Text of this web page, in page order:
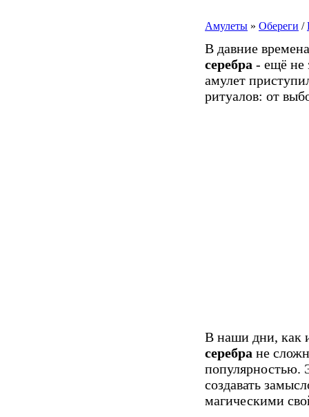
Амулеты » Обереги /
В давние
серебра - ещё не
амулет
ритуалов: от
В наши дни, как
серебра не
популярностью.
создавать
магическими